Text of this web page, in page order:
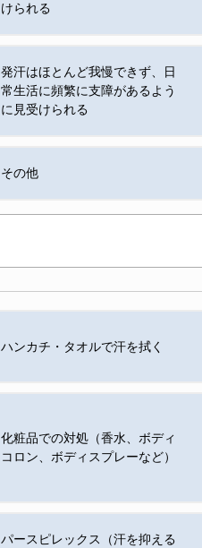
けられる
発汗はほとんど我慢できず、日
常生活に頻繁に支障があるよう
に見受けられる
その他
ハンカチ・タオルで汗を拭く
化粧品での対処（香水、ボディ
コロン、ボディスプレーなど）
パースピレックス（汗を抑える